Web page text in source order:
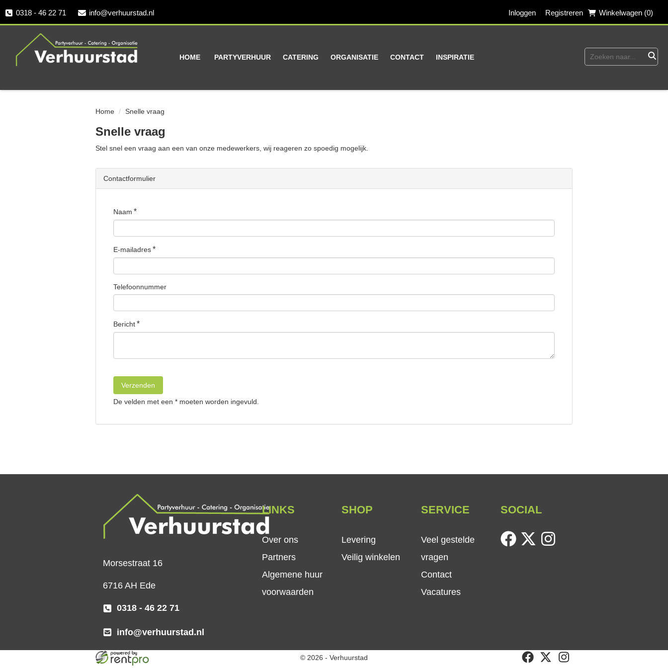
0318 - 46 22 71 info@verhuurstad.nl Inloggen Registreren Winkelwagen (0)
HOME PARTYVERHUUR CATERING ORGANISATIE CONTACT INSPIRATIE
Home Snelle vraag
Snelle vraag
Stel snel een vraag aan een van onze medewerkers, wij reageren zo spoedig mogelijk.
Contactformulier
Naam
E-mailadres
Telefoonnummer
Bericht
De velden met een * moeten worden ingevuld.
Morsestraat 16
6716 AH Ede
0318 - 46 22 71
info@verhuurstad.nl
LINKS
Over ons
Partners
Algemene huur
voorwaarden
SHOP
Levering
Veilig winkelen
SERVICE
Veel gestelde
vragen
Contact
Vacatures
SOCIAL
facebooktwitter
© 2026 - Verhuurstad facebook
twitter instagram